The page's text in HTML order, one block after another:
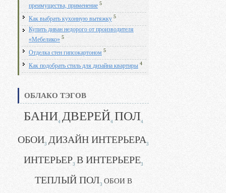
преимущества, применение 5
Как выбрать кухонную вытяжку 5
Купить диван недорого от производителя
«Мебелико» 5
Отделка стен гипсокартоном 5
Как подобрать стиль для дизайна квартиры 4
ОБЛАКО ТЭГОВ
БАНИ4 ДВЕРЕЙ4 ПОЛ4
ОБОИ3 ДИЗАЙН ИНТЕРЬЕРА3
ИНТЕРЬЕР3 В ИНТЕРЬЕРЕ3
ТЕПЛЫЙ ПОЛ3 ОБОИ В